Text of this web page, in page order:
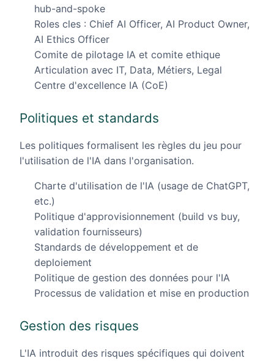
hub-and-spoke
Roles cles : Chief AI Officer, AI Product Owner,
AI Ethics Officer
Comite de pilotage IA et comite ethique
Articulation avec IT, Data, Métiers, Legal
Centre d'excellence IA (CoE)
Politiques et standards
Les politiques formalisent les règles du jeu pour
l'utilisation de l'IA dans l'organisation.
Charte d'utilisation de l'IA (usage de ChatGPT,
etc.)
Politique d'approvisionnement (build vs buy,
validation fournisseurs)
Standards de développement et de
deploiement
Politique de gestion des données pour l'IA
Processus de validation et mise en production
Gestion des risques
L'IA introduit des risques spécifiques qui doivent